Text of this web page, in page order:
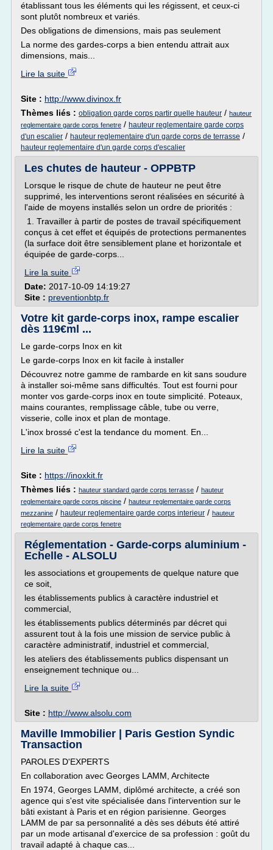
établissant tous les éléments qui les régissent, et ceux-ci
sont plutôt nombreux et variés.
Des obligations de dimensions, mais pas seulement
La norme des gardes-corps a bien entendu attrait aux
dimensions, mais...
Lire la suite
Site : http://www.divinox.fr
Thèmes liés : obligation garde corps partir quelle hauteur / hauteur
reglementaire garde corps fenetre / hauteur reglementaire garde corps
d'un escalier / hauteur reglementaire d'un garde corps de terrasse /
hauteur reglementaire d'un garde corps d'escalier
Les chutes de hauteur - OPPBTP
Lorsque le risque de chute de hauteur ne peut être
supprimé, les interventions seront réalisées en sécurité à
l'aide de moyens installés selon un ordre de priorités :
1. Travailler à partir de postes de travail spécifiquement
conçus à cet effet et équipés de protections permanentes
(la surface doit être sensiblement plane et horizontale et
équipée de garde-corps...
Lire la suite
Date: 2017-10-09 14:19:27
Site : preventionbtp.fr
Votre kit garde-corps inox, rampe escalier
dès 119€ml ...
Le garde-corps Inox en kit
Le garde-corps Inox en kit facile à installer
Découvrez notre gamme de rambarde en kit sans soudure
à installer soi-même sans difficultés. Tout est fourni pour
monter vos garde-corps inox en toute simplicité. Poteaux,
mains courantes, remplissage câble, tube ou verre,
visserie, colle inox et plan de montage.
L'inox brossé c'est la tendance du moment. En...
Lire la suite
Site : https://inoxkit.fr
Thèmes liés : hauteur standard garde corps terrasse / hauteur
reglementaire garde corps piscine / hauteur reglementaire garde corps
mezzanine / hauteur reglementaire garde corps interieur / hauteur
reglementaire garde corps fenetre
Réglementation - Garde-corps aluminium -
Echelle - ALSOLU
les associations et groupements de quelque nature que
ce soit,
les établissements publics à caractère industriel et
commercial,
les établissements publics déterminés par décret qui
assurent tout à la fois une mission de service public à
caractère administratif, industriel et commercial,
les ateliers des établissements publics dispensant un
enseignement technique ou...
Lire la suite
Site : http://www.alsolu.com
Maville Immobilier | Paris Gestion Syndic
Transaction
PAROLES D'EXPERTS
En collaboration avec Georges LAMM, Architecte
En 1974, Georges LAMM, diplômé architecte, a créé son
agence qui s'est vite spécialisée dans l'intervention sur le
bâti existant à Paris et en région parisienne. Georges
LAMM de par sa personnalité a dès ses débuts été attiré
par un mode artisanal d'exercice de sa profession : goût du
travail adapté à chaque cas...